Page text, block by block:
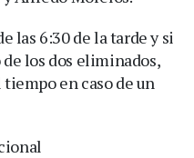
las 6:30 de la tarde y si
los dos eliminados,
tiempo en caso de un